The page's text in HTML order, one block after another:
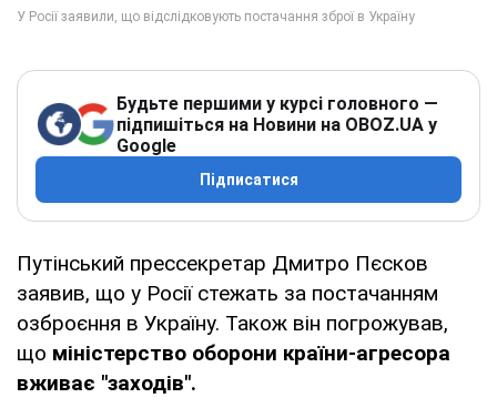
Будьте першими у курсі головного —
підпишіться на Новини на OBOZ.UA у
Google
Підписатися
Путінський прессекретар Дмитро Пєсков
заявив, що у Росії стежать за постачанням
озброєння в Україну. Також він погрожував,
що міністерство оборони країни-агресора
вживає "заходів".